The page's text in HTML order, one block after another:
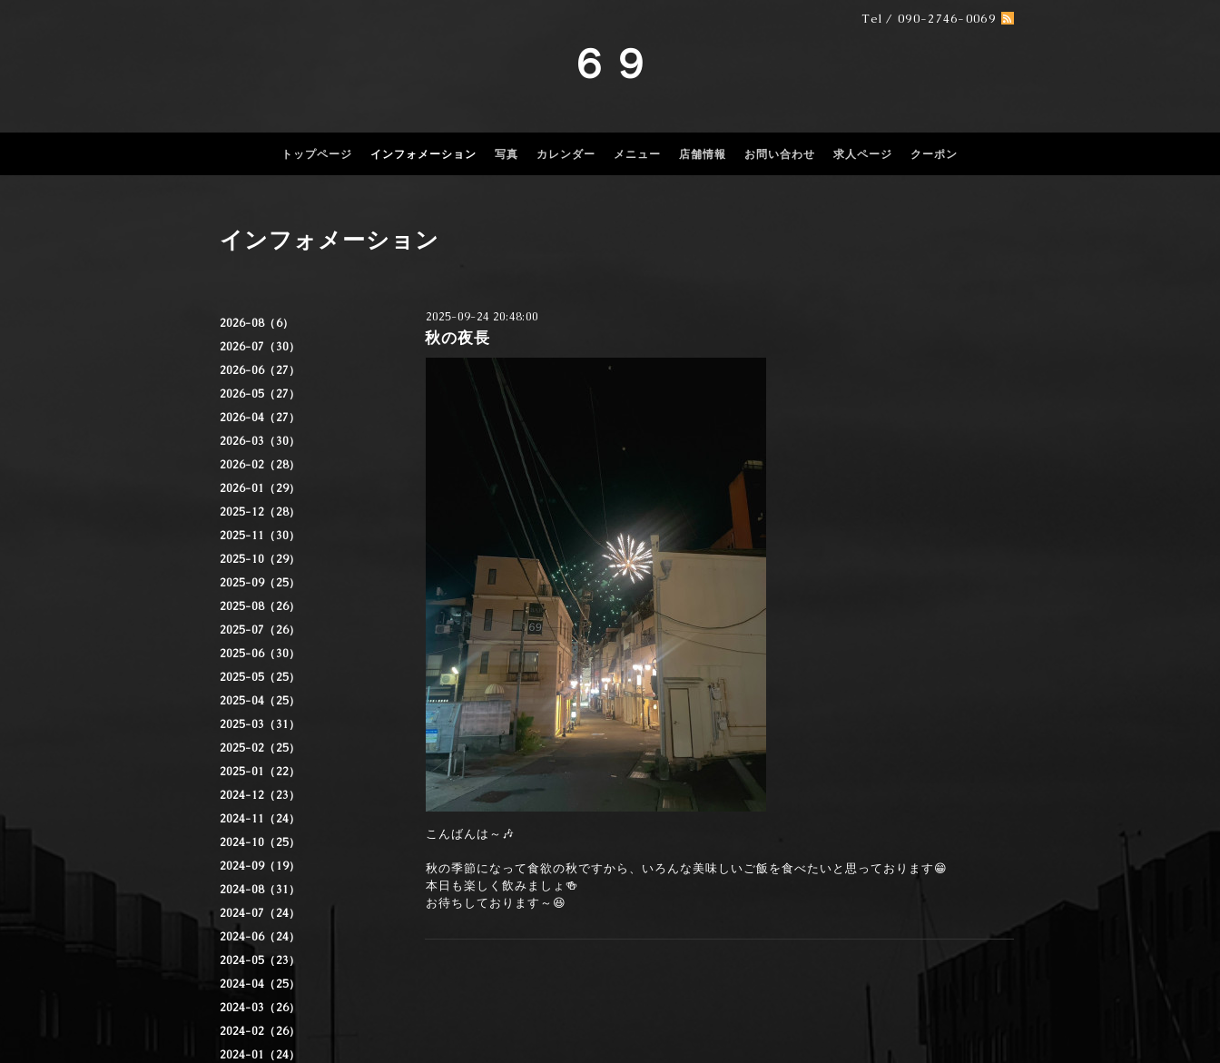
Tel / 090-2746-0069
６９
トップページ インフォメーション 写真 カレンダー メニュー 店舗情報 お問い合わせ 求人ページ クーポン
2026-08（6）
2026-07（30）
2026-06（27）
2026-05（27）
2026-04（27）
2026-03（30）
2026-02（28）
2026-01（29）
2025-12（28）
2025-11（30）
2025-10（29）
2025-09（25）
2025-08（26）
2025-07（26）
2025-06（30）
2025-05（25）
2025-04（25）
2025-03（31）
2025-02（25）
2025-01（22）
2024-12（23）
2024-11（24）
2024-10（25）
2024-09（19）
2024-08（31）
2024-07（24）
2024-06（24）
2024-05（23）
2024-04（25）
2024-03（26）
2024-02（26）
2024-01（24）
インフォメーション
2025-09-24 20:48:00
秋の夜長
こんばんは～🎶
秋の季節になって食欲の秋ですから、いろんな美味しいご飯を食べたいと思っております😁
本日も楽しく飲みましょ🍻
お待ちしております～😆